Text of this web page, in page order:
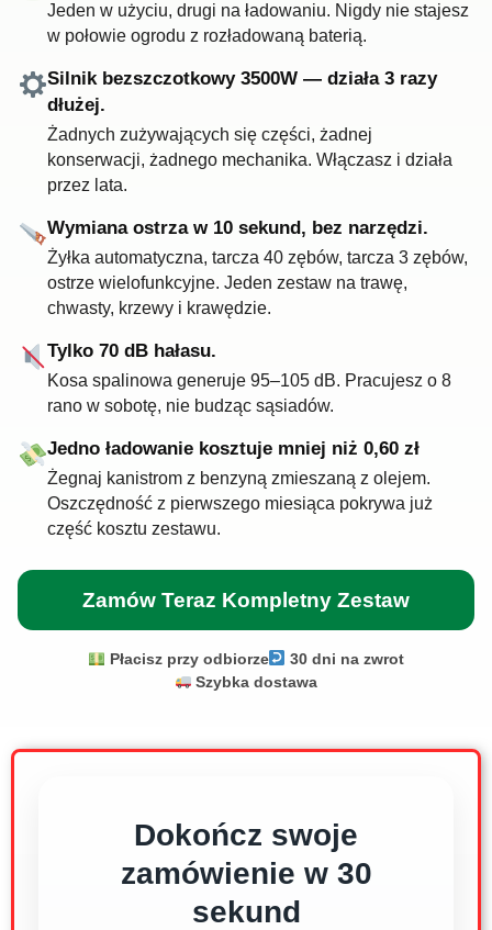
Jeden w użyciu, drugi na ładowaniu. Nigdy nie stajesz
w połowie ogrodu z rozładowaną baterią.
Silnik bezszczotkowy 3500W — działa 3 razy
dłużej.
Żadnych zużywających się części, żadnej
konserwacji, żadnego mechanika. Włączasz i działa
przez lata.
Wymiana ostrza w 10 sekund, bez narzędzi.
Żyłka automatyczna, tarcza 40 zębów, tarcza 3 zębów,
ostrze wielofunkcyjne. Jeden zestaw na trawę,
chwasty, krzewy i krawędzie.
Tylko 70 dB hałasu.
Kosa spalinowa generuje 95–105 dB. Pracujesz o 8
rano w sobotę, nie budząc sąsiadów.
Jedno ładowanie kosztuje mniej niż 0,60 zł
Żegnaj kanistrom z benzyną zmieszaną z olejem.
Oszczędność z pierwszego miesiąca pokrywa już
część kosztu zestawu.
Zamów Teraz Kompletny Zestaw
Płacisz przy odbiorze
30 dni na zwrot
Szybka dostawa
Dokończ swoje
zamówienie w 30
sekund